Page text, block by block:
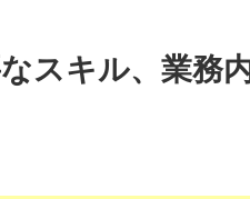
スキル、業務